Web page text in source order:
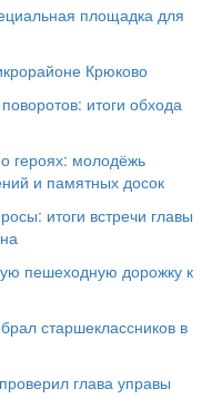
площадка для
Крюково
итоги обхода
героях: молодёжь
и памятных досок
итоги встречи главы
пешеходную дорожку к
старшеклассников в
глава управы